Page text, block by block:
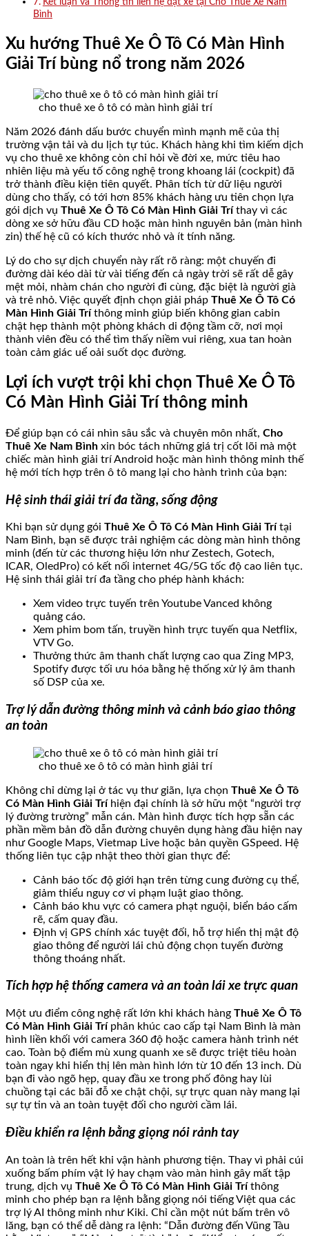
Bình
Xu hướng Thuê Xe Ô Tô Có Màn Hình
Giải Trí bùng nổ trong năm 2026
cho thuê xe ô tô có màn hình giải trí
Năm 2026 đánh dấu bước chuyển mình mạnh mẽ của thị
trường vận tải và du lịch tự túc. Khách hàng khi tìm kiếm dịch
vụ cho thuê xe không còn chỉ hỏi về đời xe, mức tiêu hao
nhiên liệu mà yếu tố công nghệ trong khoang lái (cockpit) đã
trở thành điều kiện tiên quyết. Phân tích từ dữ liệu người
dùng cho thấy, có tới hơn 85% khách hàng ưu tiên chọn lựa
gói dịch vụ Thuê Xe Ô Tô Có Màn Hình Giải Tríthay vì các
dòng xe sở hữu đầu CD hoặc màn hình nguyên bản (màn hình
zin) thế hệ cũ có kích thước nhỏ và ít tính năng.
Lý do cho sự dịch chuyển này rất rõ ràng: một chuyến đi
đường dài kéo dài từ vài tiếng đến cả ngày trời sẽ rất dễ gây
mệt mỏi, nhàm chán cho người đi cùng, đặc biệt là người già
và trẻ nhỏ. Việc quyết định chọn giải pháp Thuê Xe Ô Tô Có
Màn Hình Giải Tríthông minh giúp biến không gian cabin
chật hẹp thành một phòng khách di động tầm cỡ, nơi mọi
thành viên đều có thể tìm thấy niềm vui riêng, xua tan hoàn
toàn cảm giác uể oải suốt dọc đường.
Lợi ích vượt trội khi chọn Thuê Xe Ô Tô
Có Màn Hình Giải Trí thông minh
Để giúp bạn có cái nhìn sâu sắc và chuyên môn nhất, Cho
Thuê Xe Nam Bình xin bóc tách những giá trị cốt lõi mà một
chiếc màn hình giải trí Android hoặc màn hình thông minh thế
hệ mới tích hợp trên ô tô mang lại cho hành trình của bạn:
Hệ sinh thái giải trí đa tầng, sống động
Khi bạn sử dụng gói Thuê Xe Ô Tô Có Màn Hình Giải Trítại
Nam Bình, bạn sẽ được trải nghiệm các dòng màn hình thông
minh (đến từ các thương hiệu lớn như Zestech, Gotech,
ICAR, OledPro) có kết nối internet 4G/5G tốc độ cao liên tục.
Hệ sinh thái giải trí đa tầng cho phép hành khách:
Xem video trực tuyến trên Youtube Vanced không
quảng cáo.
Xem phim bom tấn, truyền hình trực tuyến qua Netflix,
VTV Go.
Thưởng thức âm thanh chất lượng cao qua Zing MP3,
Spotify được tối ưu hóa bằng hệ thống xử lý âm thanh
số DSP của xe.
Trợ lý dẫn đường thông minh và cảnh báo giao thông
an toàn
cho thuê xe ô tô có màn hình giải trí
Không chỉ dừng lại ở tác vụ thư giãn, lựa chọn Thuê Xe Ô Tô
Có Màn Hình Giải Tríhiện đại chính là sở hữu một “người trợ
lý đường trường” mẫn cán. Màn hình được tích hợp sẵn các
phần mềm bản đồ dẫn đường chuyên dụng hàng đầu hiện nay
như Google Maps, Vietmap Live hoặc bản quyền GSpeed. Hệ
thống liên tục cập nhật theo thời gian thực để:
Cảnh báo tốc độ giới hạn trên từng cung đường cụ thể,
giảm thiểu nguy cơ vi phạm luật giao thông.
Cảnh báo khu vực có camera phạt nguội, biển báo cấm
rẽ, cấm quay đầu.
Định vị GPS chính xác tuyệt đối, hỗ trợ hiển thị mật độ
giao thông để người lái chủ động chọn tuyến đường
thông thoáng nhất.
Tích hợp hệ thống camera và an toàn lái xe trực quan
Một ưu điểm công nghệ rất lớn khi khách hàng Thuê Xe Ô Tô
Có Màn Hình Giải Tríphân khúc cao cấp tại Nam Bình là màn
hình liền khối với camera 360 độ hoặc camera hành trình nét
cao. Toàn bộ điểm mù xung quanh xe sẽ được triệt tiêu hoàn
toàn ngay khi hiển thị lên màn hình lớn từ 10 đến 13 inch. Dù
bạn đi vào ngõ hẹp, quay đầu xe trong phố đông hay lùi
chuồng tại các bãi đỗ xe chật chội, sự trực quan này mang lại
sự tự tin và an toàn tuyệt đối cho người cầm lái.
Điều khiển ra lệnh bằng giọng nói rảnh tay
An toàn là trên hết khi vận hành phương tiện. Thay vì phải cúi
xuống bấm phím vật lý hay chạm vào màn hình gây mất tập
trung, dịch vụ Thuê Xe Ô Tô Có Màn Hình Giải Tríthông
minh cho phép bạn ra lệnh bằng giọng nói tiếng Việt qua các
trợ lý AI thông minh như Kiki. Chỉ cần một nút bấm trên vô
lăng, bạn có thể dễ dàng ra lệnh: “Dẫn đường đến Vũng Tàu